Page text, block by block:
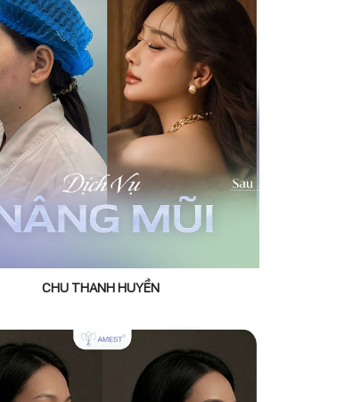
CHU THANH HUYỀN